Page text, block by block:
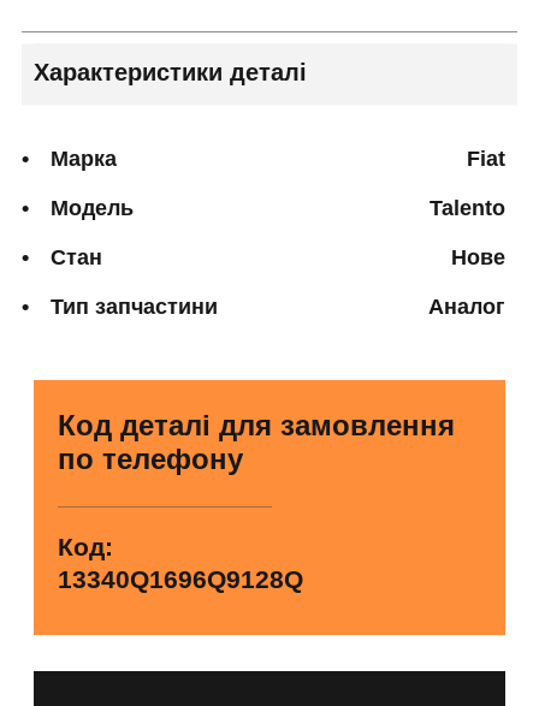
Характеристики деталі
Марка Fiat
Модель Talento
Стан Нове
Тип запчастини Аналог
Код деталі для замовлення
по телефону
Код:
13340Q1696Q9128Q